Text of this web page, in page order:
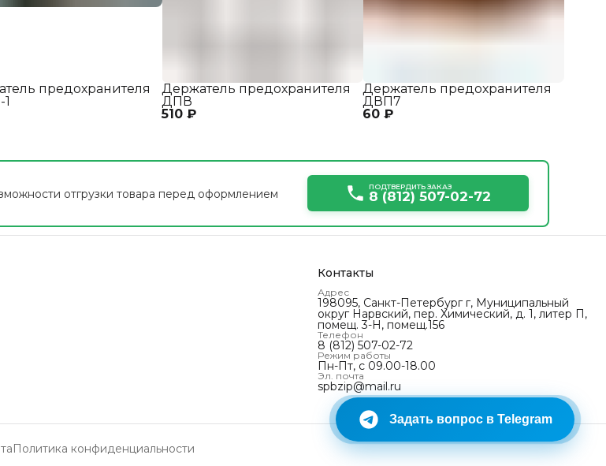
предохранителя
510 ₽
Держатель предохранителя
ДПВ
60 ₽
Держатель предохранителя
ДВП7
отгрузки товара перед оформлением
ПОДТВЕРДИТЬ ЗАКАЗ
8 (812) 507-02-72
Задать вопрос в Telegram
Контакты
Адрес
198095, Санкт-Петербург г, Муниципальный
округ Нарвский‚ пер. Химический, д. 1, литер П,
помещ. 3-Н, помещ.156
Телефон
8 (812) 507-02-72
Режим работы
Пн-Пт, с 09.00-18.00
Эл. почта
spbzip@mail.ru
Политика конфиденциальности